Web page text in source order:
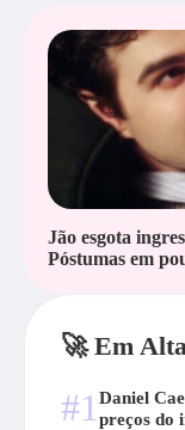
Jão esgota
Póstumas em
🚀 Em
#1 Daniel
preços do